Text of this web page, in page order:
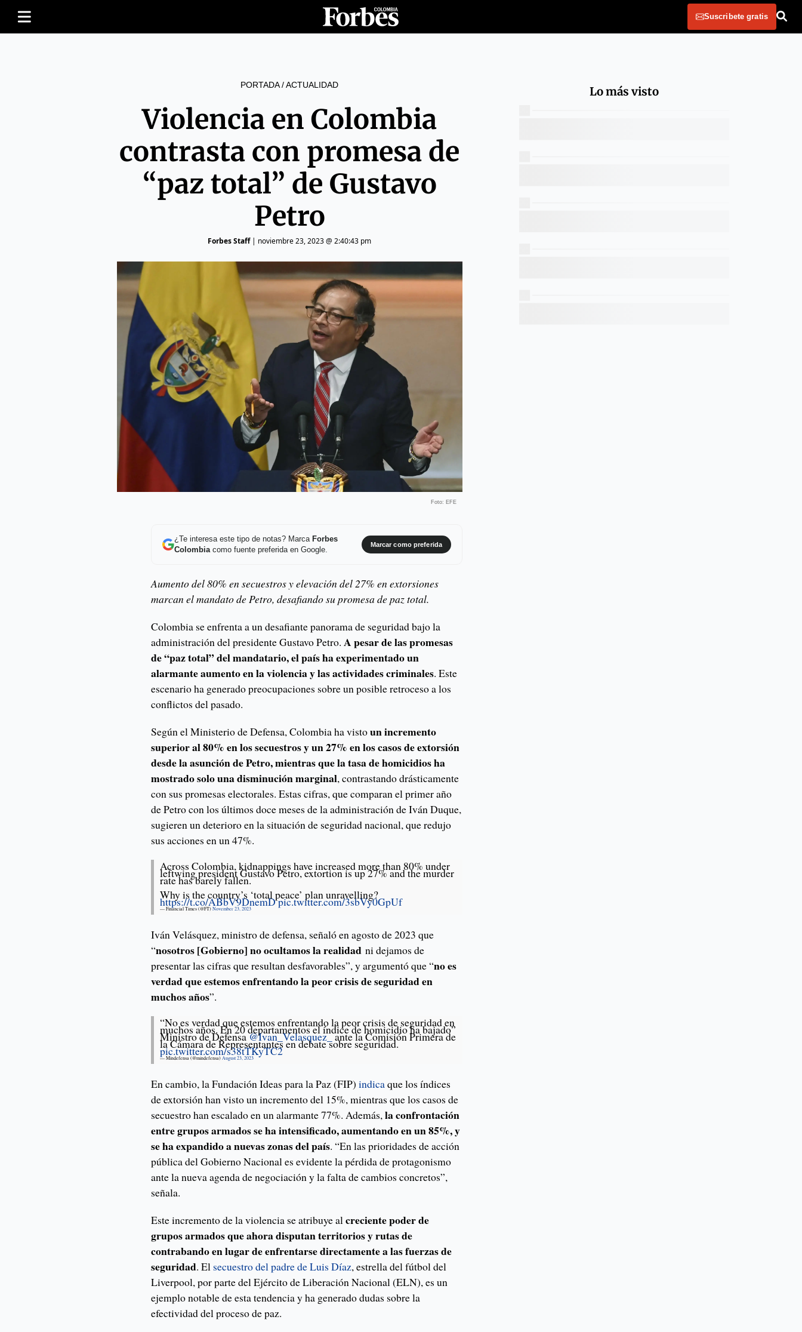
Suscribete gratis
PORTADA/ACTUALIDAD
Violencia en Colombia
contrasta con promesa de
“paz total” de Gustavo
Petro
Forbes Staff| noviembre 23, 2023 @ 2:40:43 pm
Foto: EFE
¿Te interesa este tipo de notas? Marca Forbes
Colombiacomo fuente preferida en Google.
Marcar como preferida
Aumento del 80% en secuestros y elevación del 27% en extorsiones
marcan el mandato de Petro, desafiando su promesa de paz total.
Colombia se enfrenta a un desafiante panorama de seguridad bajo la
administración del presidente Gustavo Petro. A pesar de las promesas
de “paz total” del mandatario, el país ha experimentado un
alarmante aumento en la violencia y las actividades criminales. Este
escenario ha generado preocupaciones sobre un posible retroceso a los
conflictos del pasado.
Según el Ministerio de Defensa, Colombia ha vistoun incremento
superior al 80% en los secuestros y un 27% en los casos de extorsión
desde la asunción de Petro, mientras que la tasa de homicidios ha
mostrado solo una disminución marginal, contrastando drásticamente
con sus promesas electorales. Estas cifras, que comparan el primer año
de Petro con los últimos doce meses de la administración de Iván Duque,
sugieren un deterioro en la situación de seguridad nacional, que redujo
sus acciones en un 47%.
Across Colombia, kidnappings have increased more than 80% under
leftwing president Gustavo Petro, extortion is up 27% and the murder
rate has barely fallen.
Why is the country’s ‘total peace’ plan unravelling?
https://t.co/ABbV9DnemDpic.twitter.com/3sbVy0GpUf
— Financial Times (@FT)November 23, 2023
Iván Velásquez, ministro de defensa, señaló en agosto de 2023 que
“nosotros [Gobierno] no ocultamos la realidadni dejamos de
presentar las cifras que resultan desfavorables”, y argumentó que “no es
verdad que estemos enfrentando la peor crisis de seguridad en
muchos años”.
“No es verdad que estemos enfrentando la peor crisis de seguridad en
muchos años. En 20 departamentos el índice de homicidio ha bajado”
Ministro de Defensa@Ivan_Velasquez_ante la Comisión Primera de
la Cámara de Representantes en debate sobre seguridad.
pic.twitter.com/s38tTKyTC2
— Mindefensa (@mindefensa) August 23, 2023
En cambio, la Fundación Ideas para la Paz (FIP)indicaque los índices
de extorsión han visto un incremento del 15%, mientras que los casos de
secuestro han escalado en un alarmante 77%. Además,la confrontación
entre grupos armados se ha intensificado, aumentando en un 85%, y
se ha expandido a nuevas zonas del país. “En las prioridades de acción
pública del Gobierno Nacional es evidente la pérdida de protagonismo
ante la nueva agenda de negociación y la falta de cambios concretos”,
señala.
Este incremento de la violencia se atribuye alcreciente poder de
grupos armados que ahora disputan territorios y rutas de
contrabando en lugar de enfrentarse directamente a las fuerzas de
seguridad. El secuestro del padre de Luis Díaz, estrella del fútbol del
Liverpool, por parte del Ejército de Liberación Nacional (ELN), es un
ejemplo notable de esta tendencia y ha generado dudas sobre la
efectividad del proceso de paz.
Lo más visto